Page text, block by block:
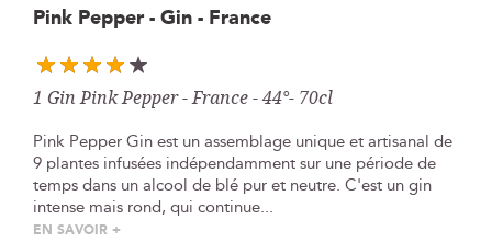
Skip
the
beginning
of
images
gallery
Pink Pepper - Gin - France
1 Gin Pink Pepper - France - 44°- 70cl
Pink Pepper Gin est un assemblage unique et artisanal de
9 plantes infusées indépendamment sur une période de
temps dans un alcool de blé pur et neutre. C'est un gin
intense mais rond, qui continue...
EN SAVOIR +